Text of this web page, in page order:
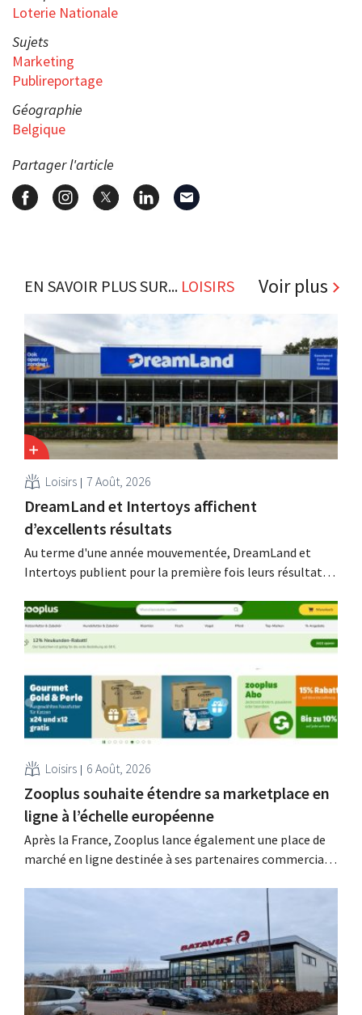
Loterie Nationale
Sujets
Marketing
Publireportage
Géographie
Belgique
Partager l'article
EN SAVOIR PLUS SUR... LOISIRS Voir plus
Loisirs 7 Août, 2026
DreamLand et Intertoys affichent
d’excellents résultats
Au terme d'une année mouvementée, DreamLand et
Intertoys publient pour la première fois leurs résultats
qui parle d'un « résultat historiquement solide ».
Loisirs 6 Août, 2026
Zooplus souhaite étendre sa marketplace en
ligne à l’échelle européenne
Après la France, Zooplus lance également une place de
marché en ligne destinée à ses partenaires commerciaux
des prochaines années, la boutique en ligne spécialisée
dans les produits pour animaux de compagnie souhaite
étendre progressivement ce modèle à d’autres pays.